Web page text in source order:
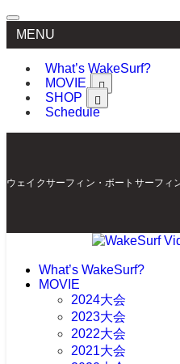
MENU
What’s WakeSurf?
MOVIE
SHOP
Schedule
ウェイクサーフィン・ボートサーフ
What’s WakeSurf?
MOVIE
2024大会
2023大会
2022大会
2021大会